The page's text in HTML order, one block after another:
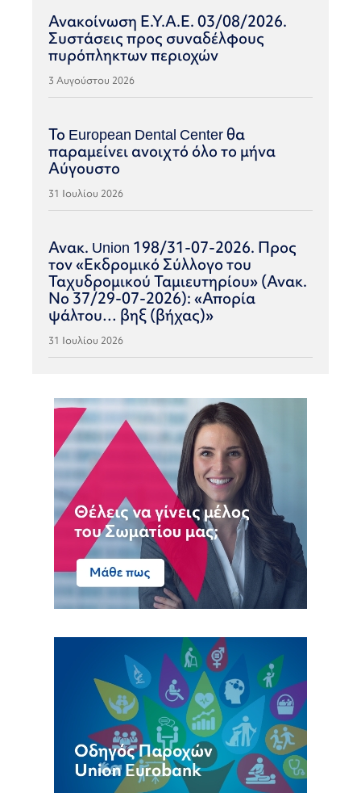
Ανακοίνωση Ε.Υ.Α.Ε. 03/08/2026.
Συστάσεις προς συναδέλφους
πυρόπληκτων περιοχών
3 Αυγούστου 2026
Το European Dental Center θα
παραμείνει ανοιχτό όλο το μήνα
Αύγουστο
31 Ιουλίου 2026
Ανακ. Union 198/31-07-2026. Προς
τον «Εκδρομικό Σύλλογο του
Ταχυδρομικού Ταμιευτηρίου» (Ανακ.
Νο 37/29-07-2026): «Απορία
ψάλτου… βηξ (βήχας)»
31 Ιουλίου 2026